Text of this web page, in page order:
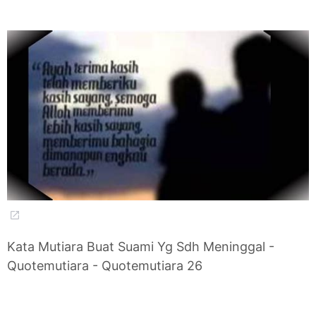
Kata Mutiara Buat Suami Yg Sdh Meninggal -
Quotemutiara - Quotemutiara 26